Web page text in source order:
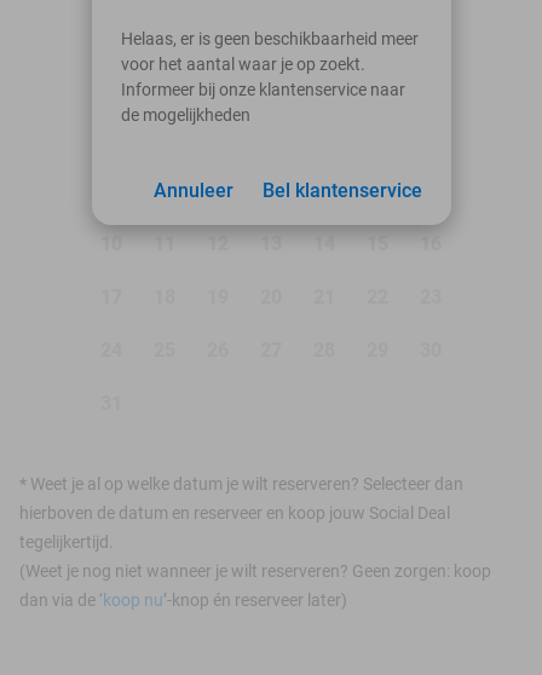
augustus 2026
Ma
Di Wo Do Vr
4 5 6 7 8
* Weet je al op welke datum je wilt reserveren? Selecteer dan
hierboven de datum en reserveer en koop jouw Social Deal
tegelijkertijd.
(Weet je nog niet wanneer je wilt reserveren? Geen zorgen: koop
dan via de ‘koop nu’-knop én reserveer later)
Helaas, er is geen beschikbaarheid meer
voor het aantal waar je op zoekt.
Informeer bij onze klantenservice naar
de mogelijkheden
Bel klantenservice
Annuleer